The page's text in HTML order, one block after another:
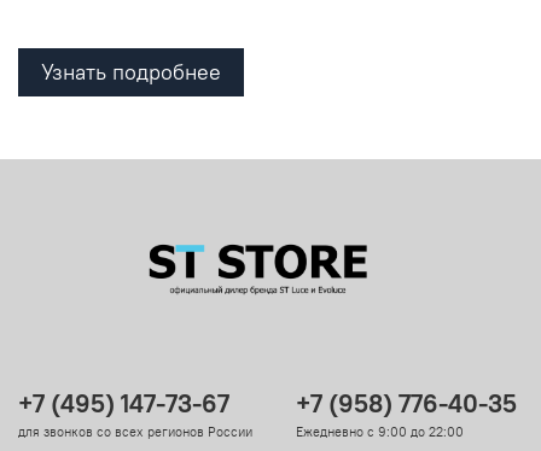
Узнать подробнее
+7 (495) 147-73-67
для звонков со всех регионов России
+7 (958) 776-40-35
Ежедневно с 9:00 до 22:00